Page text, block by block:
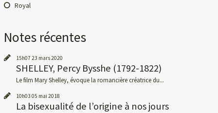
Royal
Notes récentes
15h07 23 mars 2020
SHELLEY, Percy Bysshe (1792-1822)
Le film Mary Shelley, évoque la romancière créatrice du...
10h03 05 mai 2018
La bisexualité de l’origine à nos jours